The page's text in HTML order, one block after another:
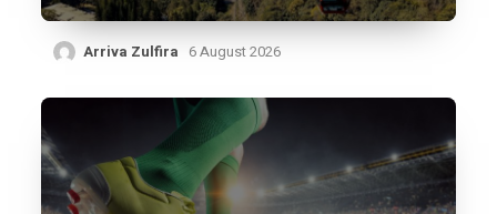
Arriva Zulfira 6 August 2026